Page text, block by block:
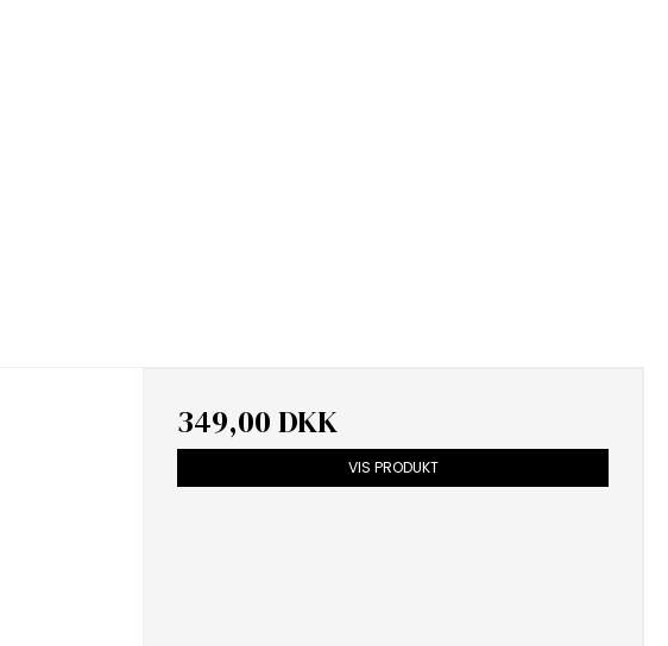
349,00 DKK
VIS PRODUKT